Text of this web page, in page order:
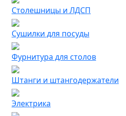
Столешницы и ЛДСП
Сушилки для посуды
Фурнитура для столов
Штанги и штангодержатели
Электрика